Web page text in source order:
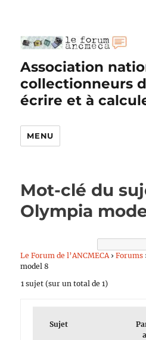
Association
collectionneurs
écrire et à
MENU
Mot-clé du
Olympia
Le Forum de l’ANCMECA › Forums
model 8
1 sujet (sur un total de 1)
Sujet